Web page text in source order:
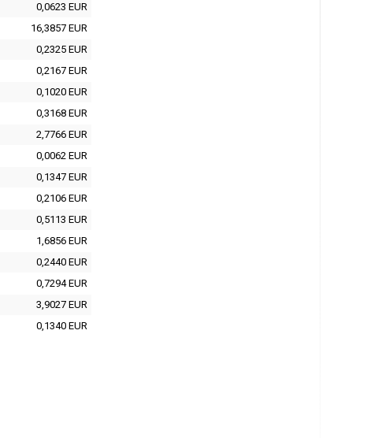
0,0623 EUR
16,3857 EUR
0,2325 EUR
0,2167 EUR
0,1020 EUR
0,3168 EUR
2,7766 EUR
0,0062 EUR
0,1347 EUR
0,2106 EUR
0,5113 EUR
1,6856 EUR
0,2440 EUR
0,7294 EUR
3,9027 EUR
0,1340 EUR